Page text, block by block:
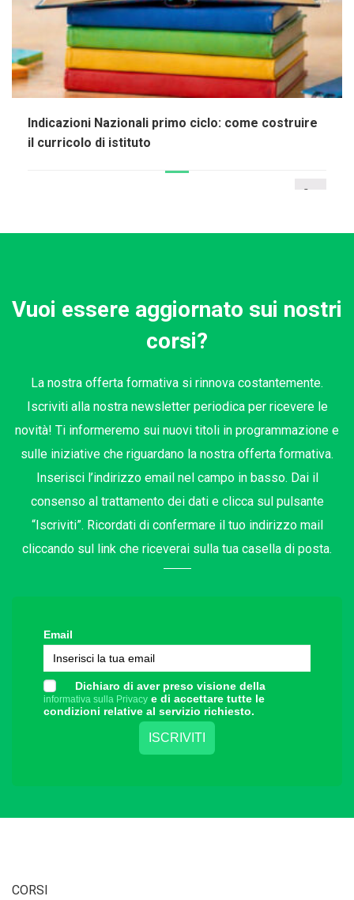
Indicazioni Nazionali primo ciclo: come costruire
il curricolo di istituto
Vuoi essere aggiornato sui nostri
corsi?
La nostra offerta formativa si rinnova costantemente.
Iscriviti alla nostra newsletter periodica per ricevere le
novità! Ti informeremo sui nuovi titoli in programmazione e
sulle iniziative che riguardano la nostra offerta formativa.
Inserisci l’indirizzo email nel campo in basso. Dai il
consenso al trattamento dei dati e clicca sul pulsante
“Iscriviti”. Ricordati di confermare il tuo indirizzo mail
cliccando sul link che riceverai sulla tua casella di posta.
Email
Dichiaro di aver preso visione della
informativa sulla Privacy e di accettare tutte le
condizioni relative al servizio richiesto.
CORSI